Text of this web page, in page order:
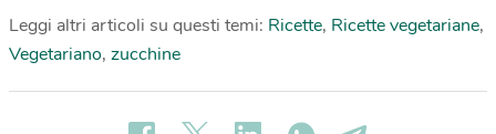
Leggi altri articoli su questi temi: Ricette, Ricette vegetariane,
Vegetariano, zucchine